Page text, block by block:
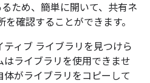
ため、簡単に開いて、共有ネ
確認することができます。
ィブ ライブラリを見つけら
ライブラリを使用できませ
がライブラリをコピーして